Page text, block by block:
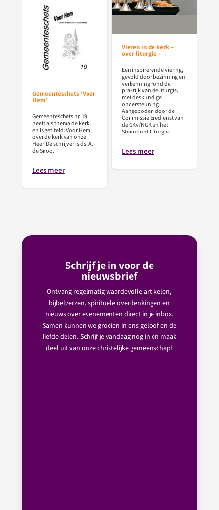
Vieren in de kerk –
over liturgie –
Een inspirerende viering,
gevold door bezinning en
verkenning rond de
praktijk van de liturgie,
met deskundige
ondersteuning.
Aangeboden door de
Commissie Eredienst van
de GKv/NGK en het
Steunpunt Liturgie.
Lees meer
Gemeenteschets ‘Voor
Hem’
Gemeenteschets nr. 19
heeft als thema de kerk,
en is getiteld: Voor Hem,
over de kerk van onze
Heer. De schrijver is ds. A.
de Snoo.
Lees meer
Schrijf je in voor de
nieuwsbrief
Ontvang regelmatig waardevolle artikelen,
bijbelverzen, spirituele overdenkingen en
nieuws over evenementen direct in je inbox.
Samen kunnen we groeien in ons geloof en de
liefde delen. Schrijf je vandaag nog in en maak
deel uit van onze christelijke gemeenschap!